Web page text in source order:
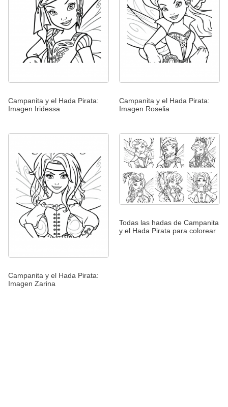
Campanita y el Hada Pirata:
Imagen Iridessa
Campanita y el Hada Pirata:
Imagen Roselia
Campanita y el Hada Pirata:
Imagen Zarina
Todas las hadas de Campanita
y el Hada Pirata para colorear